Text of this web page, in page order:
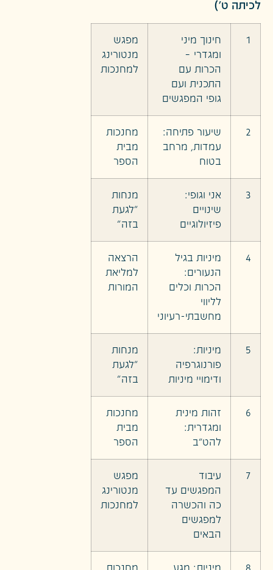
לכיתה ט')
1
חינוך מיני
ומגדרי –
הכרות עם
התכנית ועם
גופי המפגשים
מפגש
מנטורינג
למחנכות
2
שיעור פתיחה:
עמדות, מרחב
בטוח
מחנכות
מבית
הספר
3
אני וגופי:
שינויים
פיזיולוגיים
מנחות
"לגעת
בזה"
4
מיניות בגיל
הנעורים:
הכרות וכלים
לליווי
מחשבתי-רעיוני
הרצאה
למליאת
המורות
5
מיניות:
פורנוגרפיה
ודימויי מיניות
מנחות
"לגעת
בזה"
6
זהות מינית
ומגדרית:
להט”ב
מחנכות
מבית
הספר
7
עיבוד
המפגשים עד
כה והכשרה
למפגשים
הבאים
מפגש
מנטורינג
למחנכות